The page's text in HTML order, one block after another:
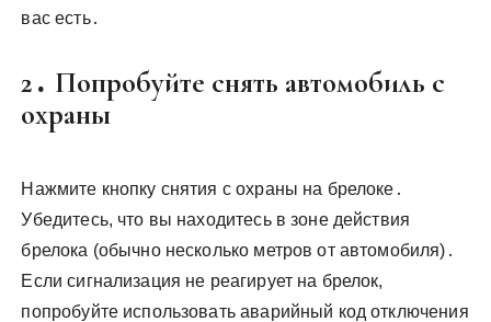
вас есть․
2․ Попробуйте снять автомобиль с
охраны
Нажмите кнопку снятия с охраны на брелоке․
Убедитесь, что вы находитесь в зоне действия
брелока (обычно несколько метров от автомобиля)․
Если сигнализация не реагирует на брелок,
попробуйте использовать аварийный код отключения